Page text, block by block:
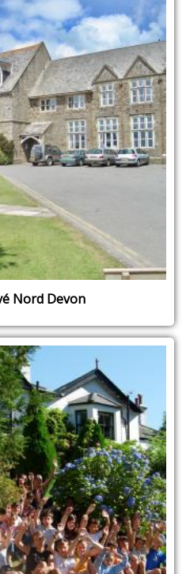
Nord Devon